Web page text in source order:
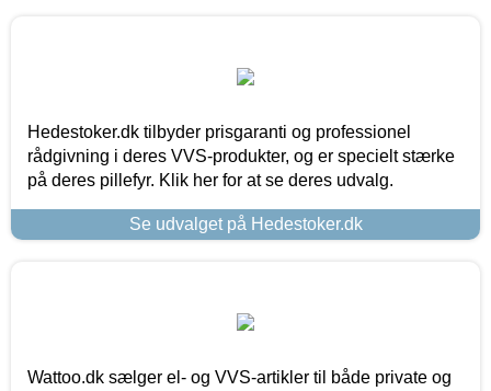
Hedestoker.dk tilbyder prisgaranti og professionel
rådgivning i deres VVS-produkter, og er specielt stærke
på deres pillefyr. Klik her for at se deres udvalg.
Se udvalget på Hedestoker.dk
Wattoo.dk sælger el- og VVS-artikler til både private og